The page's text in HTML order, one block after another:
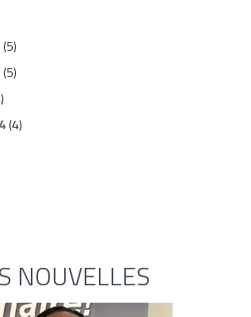
(5)
(5)
(4)
NOUVELLES